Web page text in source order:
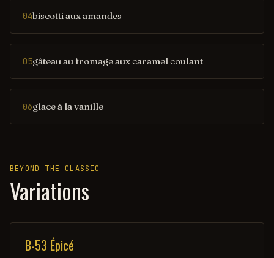
04biscotti aux amandes
05gâteau au fromage aux caramel coulant
06glace à la vanille
BEYOND THE CLASSIC
Variations
B-53 Épicé